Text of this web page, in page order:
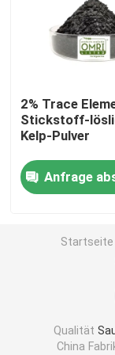
Kalium-
Saures Pulver
Saures
Kalium Fulvic
2% Trace
Stickstoff-
Kelp-Pulver
Anfrage
Startseite
Qualität
China